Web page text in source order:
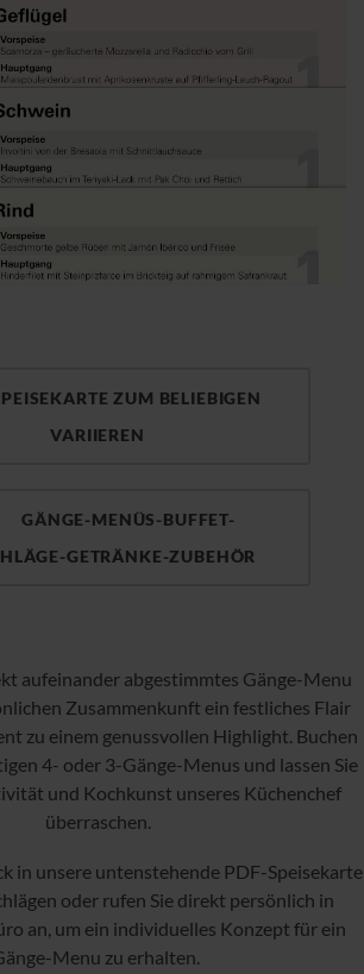
ZUM BELIEBIGEN
VARIIEREN
GÄNGE-MENÜS-BUFFET-
GETRÄNKE-ZUBEHÖR
aufeinander abgestimmtes Gänge-Menu
Zusammenkunft ein festliches Flair
zu einem genussvollen Highlight. Buchen
4- oder 3-Gänge-Menus und lassen Sie
und Kochkunst unseres Küchenchef
überraschen.
in unsere untenstehende PDF-Speisekarte
oder rufen Sie direkt persönlich in
an, um ein individuelles Konzept für ein
Menu zu erhalten.